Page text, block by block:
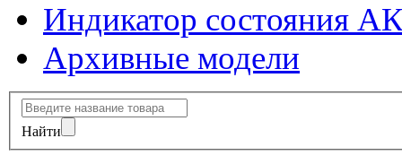
Индикатор состояния
Архивные модели
Найти